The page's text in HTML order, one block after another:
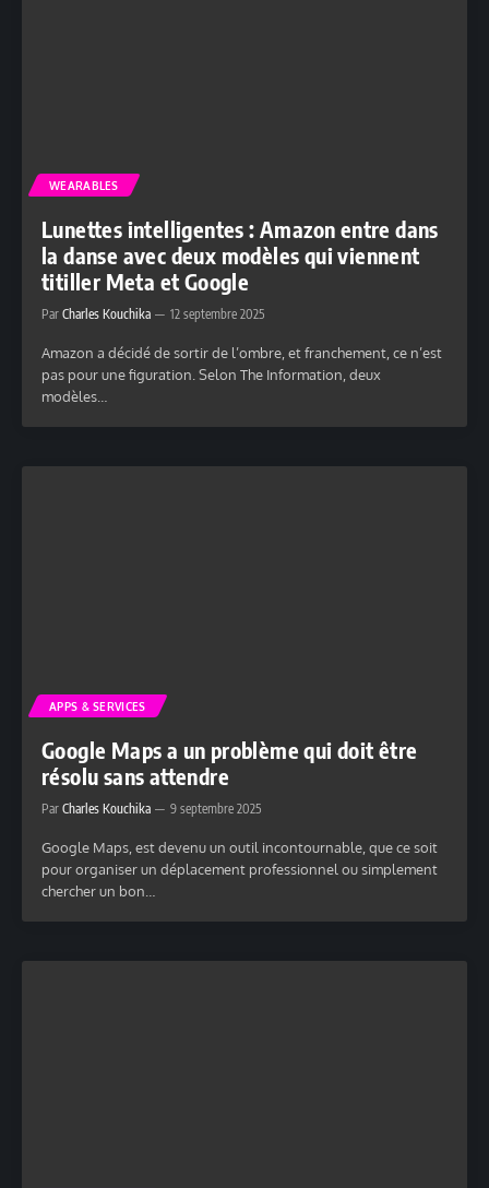
WEARABLES
Lunettes intelligentes : Amazon entre dans
la danse avec deux modèles qui viennent
titiller Meta et Google
Par Charles Kouchika 12 septembre 2025
Amazon a décidé de sortir de l’ombre, et franchement, ce n’est
pas pour une figuration. Selon The Information, deux
modèles…
APPS & SERVICES
Google Maps a un problème qui doit être
résolu sans attendre
Par Charles Kouchika 9 septembre 2025
Google Maps, est devenu un outil incontournable, que ce soit
pour organiser un déplacement professionnel ou simplement
chercher un bon…